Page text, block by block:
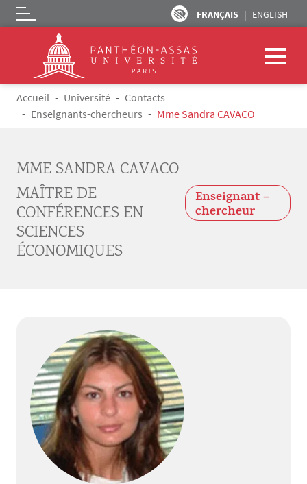
Aller au contenu principal
FRANÇAIS ENGLISH
Logo
Fil d'Ariane
Accueil Université
Contacts
Enseignants-chercheurs
Mme Sandra CAVACO
MME SANDRA CAVACO
MAÎTRE DE
CONFÉRENCES EN
SCIENCES
ÉCONOMIQUES
Enseignant –
chercheur